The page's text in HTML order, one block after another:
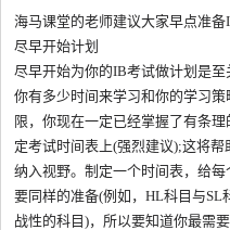
海马课堂的老师建议大家早点准
尽早开始计划
尽早开始为你的IB考试做计划是
你有多少时间来学习和你的学习
限，你现在一定已经掌握了有条
定考试时间表上(强烈建议);这将
纳入视野。制定一个时间表，给
要同样的准备(例如，HL科目与
战性的科目)，所以要知道你最需